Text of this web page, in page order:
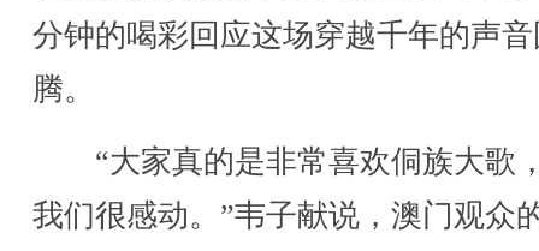
分钟的喝彩回应这场穿越千年的声
腾。
“大家真的是非常喜欢侗族大歌
我们很感动。”韦子献说，澳门观众